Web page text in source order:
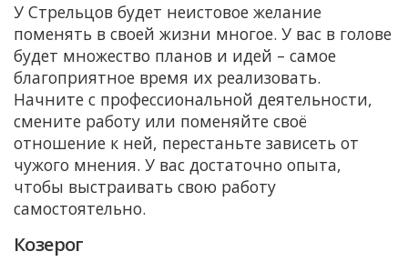
У Стрельцов будет неистовое желание
поменять в своей жизни многое. У вас в голове
будет множество планов и идей – самое
благоприятное время их реализовать.
Начните с профессиональной деятельности,
смените работу или поменяйте своё
отношение к ней, перестаньте зависеть от
чужого мнения. У вас достаточно опыта,
чтобы выстраивать свою работу
самостоятельно.
Козерог